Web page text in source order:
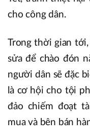
cho công dân.
Trong thời gian
sửa để chào đón
người dân sẽ đặc
là cơ hội cho tội
đảo chiếm đoạt
mua và bên bán